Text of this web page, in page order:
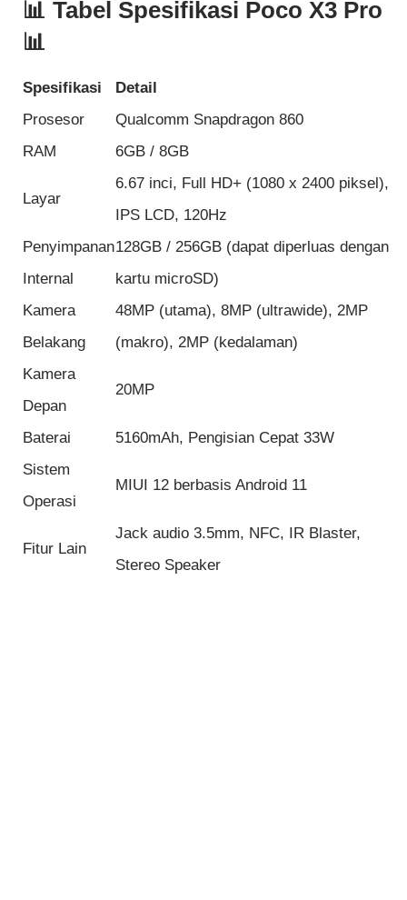
📊 Tabel Spesifikasi Poco X3 Pro
📊
Spesifikasi
Detail
Prosesor
Qualcomm Snapdragon 860
RAM
6GB / 8GB
Layar
6.67 inci, Full HD+ (1080 x 2400 piksel),
IPS LCD, 120Hz
Penyimpanan
Internal
128GB / 256GB (dapat diperluas dengan
kartu microSD)
Kamera
Belakang
48MP (utama), 8MP (ultrawide), 2MP
(makro), 2MP (kedalaman)
Kamera
Depan
20MP
Baterai
5160mAh, Pengisian Cepat 33W
Sistem
Operasi
MIUI 12 berbasis Android 11
Fitur Lain
Jack audio 3.5mm, NFC, IR Blaster,
Stereo Speaker